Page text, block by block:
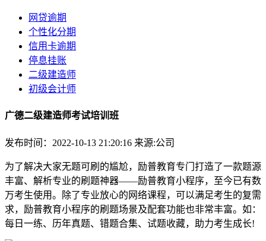
网贷逾期
个性化分期
信用卡逾期
停息挂账
二级建造师
初级会计师
广德二级建造师考试培训班
发布时间：2022-10-13 21:20:16 来源:公司
为了解决大家无题可刷的尴尬，励普教育专门打造了一款题源
丰富、解析专业的刷题神器——励普教育小程序，至今已有数
万考生使用。除了专业放心的网络课程，可以满足考生的复需
求，励普教育小程序的刷题场景及配套功能也非常丰富。如：
每日一练、历年真题、错题合集、试题收藏，助力考生成长!